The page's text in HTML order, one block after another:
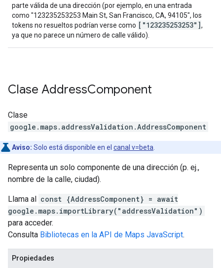
parte válida de una dirección (por ejemplo, en una entrada
como "123235253253 Main St, San Francisco, CA, 94105", los
tokens no resueltos podrían verse como ["123235253253"],
ya que no parece un número de calle válido).
Clase AddressComponent
Clase
google.maps.addressValidation .AddressComponent
Aviso: Solo está disponible en el canal v=beta
Representa un solo componente de una dirección (p. ej.,
nombre de la calle, ciudad).
Llama al const {AddressComponent} = await
google.maps.importLibrary("addressValidation")
para acceder.
Consulta Bibliotecas en la API de Maps JavaScript.
Propiedades